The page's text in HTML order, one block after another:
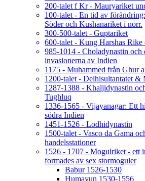
200-talet f Kr - Mauryariket
100-talet - En tid av
Söder och Kushanariket i norr.
300-500-talet - Guptariket
600-talet - Kung Harshas Rike
985-1014 - Choladynastin och
invasionerna av Indien
1175 - Muhammed från Ghur
1200-talet - Delhisultantatet &
1287-1388 - Khaljidynastin
Tughluq
1336-1565 - Vijayanagar: Ett
södra Indien
1451-1526 - Lodhidynastin
1500-talet - Vasco da Gama
handelsstationer
1526 - 1707 - Mogulriket - ett
formades av sex stormoguler
Babur 1526-1530
Humayun 1530-1556